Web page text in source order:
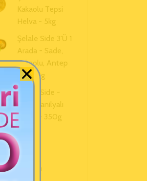
Kakaolu Tepsi
Helva - 5kg
Şelale Side 3'ü 1
Arada - Sade,
Kakaolu, Antep
Helva - 350g
Şelale Side -
Sade Vanilyalı
Helva - 350g
ürün